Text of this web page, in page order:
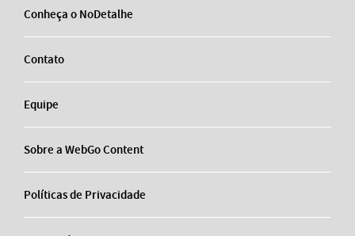
Conheça o NoDetalhe
Contato
Equipe
Sobre a WebGo Content
Políticas de Privacidade